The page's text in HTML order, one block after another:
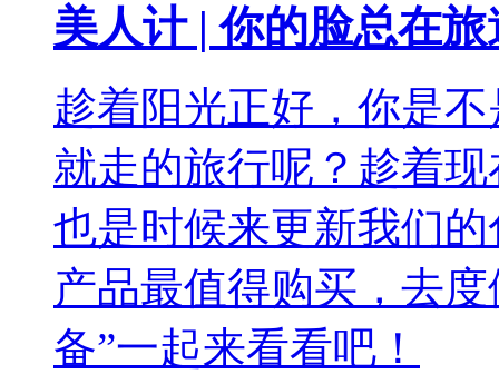
美人计 | 你的脸总在
趁着阳光正好，你是
就走的旅行呢？趁着
也是时候来更新我们
产品最值得购买，去
备”一起来看看吧！